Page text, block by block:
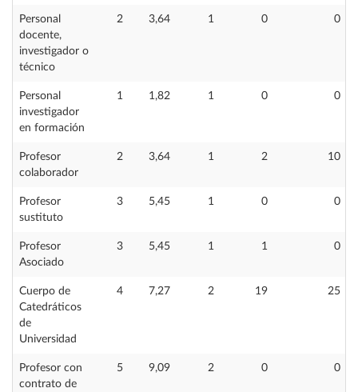
Personal
docente,
investigador o
técnico
2 3,64 1 0 0
Personal
investigador
en formación
1 1,82 1 0 0
Profesor
colaborador
2 3,64 1 2 10
Profesor
sustituto
3 5,45 1 0 0
Profesor
Asociado
3 5,45 1 1 0
Cuerpo de
Catedráticos
de
Universidad
4 7,27 2 19 25
Profesor con
contrato de
5 9,09 2 0 0